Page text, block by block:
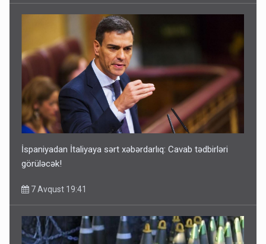
İspaniyadan İtaliyaya sərt xəbərdarlıq: Cavab tədbirləri
görüləcək!
7 Avqust 19:41